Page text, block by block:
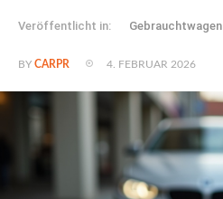
Veröffentlicht in: Gebrauchtwagen
BY CARPR 4. FEBRUAR 2026